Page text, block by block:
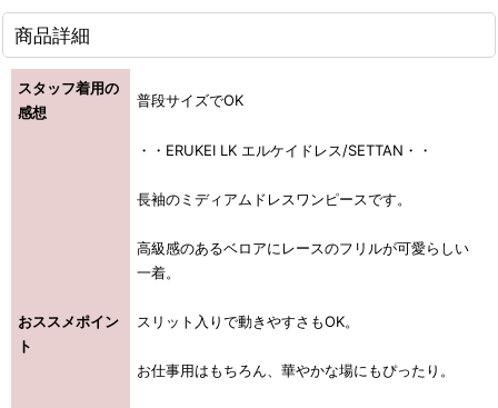
商品詳細
スタッフ着用の
感想
普段サイズでOK
おススメポイン
ト
・・ERUKEI LK エルケイドレス/SETTAN・・
長袖のミディアムドレスワンピースです。
高級感のあるベロアにレースのフリルが可愛らしい
一着。
スリット入りで動きやすさもOK。
お仕事用はもちろん、華やかな場にもぴったり。